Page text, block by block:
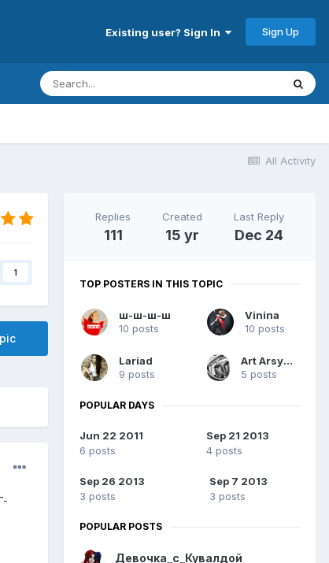
Existing user? Sign In Sign Up
All Activity
1
Replies
111
Created
15 yr
Last Reply
Dec 24
TOP POSTERS IN THIS TOPIC
ш-ш-ш-ш
10 posts
Vinina
10 posts
Lariad
9 posts
Art Arsyukov
5 posts
POPULAR DAYS
Jun 22 2011
6 posts
Sep 21 2013
4 posts
Sep 26 2013
3 posts
Sep 7 2013
3 posts
POPULAR POSTS
Девочка_с_Кувалдой